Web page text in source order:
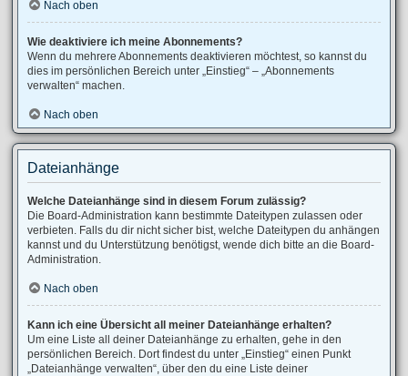
Nach oben
Wie deaktiviere ich meine Abonnements?
Wenn du mehrere Abonnements deaktivieren möchtest, so kannst du
dies im persönlichen Bereich unter „Einstieg“ – „Abonnements
verwalten“ machen.
Nach oben
Dateianhänge
Welche Dateianhänge sind in diesem Forum zulässig?
Die Board-Administration kann bestimmte Dateitypen zulassen oder
verbieten. Falls du dir nicht sicher bist, welche Dateitypen du anhängen
kannst und du Unterstützung benötigst, wende dich bitte an die Board-
Administration.
Nach oben
Kann ich eine Übersicht all meiner Dateianhänge erhalten?
Um eine Liste all deiner Dateianhänge zu erhalten, gehe in den
persönlichen Bereich. Dort findest du unter „Einstieg“ einen Punkt
„Dateianhänge verwalten“, über den du eine Liste deiner